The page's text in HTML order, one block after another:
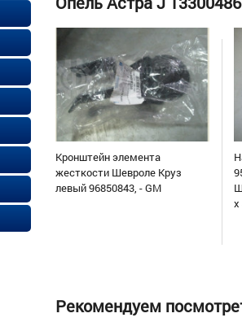
Кронштейн элемента
жесткости Шевроле Круз
левый 96850843, - GM
Рекомендуем